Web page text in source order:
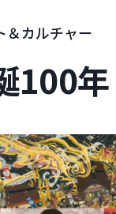
＆カルチャー
100